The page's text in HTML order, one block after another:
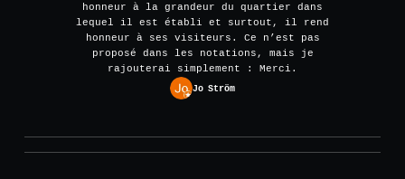
honneur à la grandeur du quartier dans
lequel il est établi et surtout, il rend
honneur à ses visiteurs. Ce n’est pas
proposé dans les notations, mais je
rajouterai simplement : Merci.
Jo Ström